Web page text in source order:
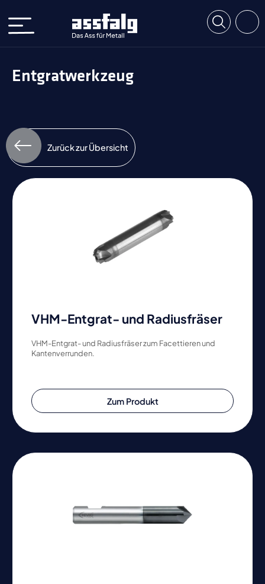
Entgratwerkzeug
Zurück zur Übersicht
VHM-Entgrat- und Radiusfräser
VHM-Entgrat- und Radiusfräser zum Facettieren und
Kantenverrunden.
Zum Produkt